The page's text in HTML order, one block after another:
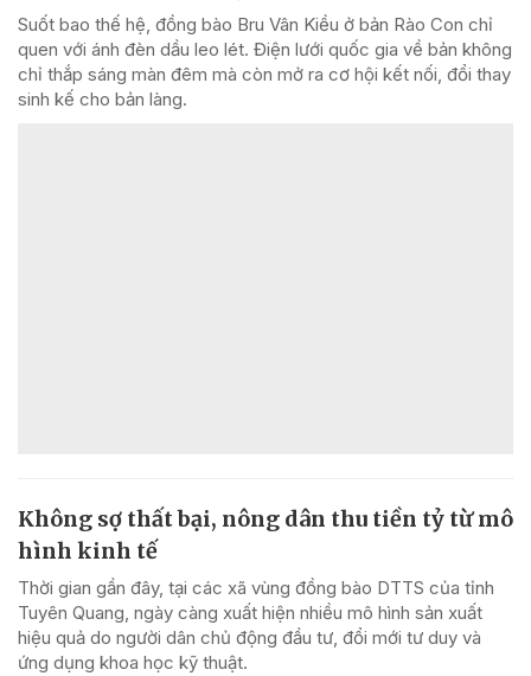
Suốt bao thế hệ, đồng bào Bru Vân Kiều ở bản Rào Con chỉ
quen với ánh đèn dầu leo lét. Điện lưới quốc gia về bản không
chỉ thắp sáng màn đêm mà còn mở ra cơ hội kết nối, đổi thay
sinh kế cho bản làng.
Không sợ thất bại, nông dân thu tiền tỷ từ mô
hình kinh tế
Thời gian gần đây, tại các xã vùng đồng bào DTTS của tỉnh
Tuyên Quang, ngày càng xuất hiện nhiều mô hình sản xuất
hiệu quả do người dân chủ động đầu tư, đổi mới tư duy và
ứng dụng khoa học kỹ thuật.